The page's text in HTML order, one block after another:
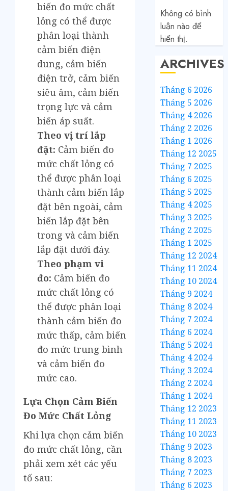
biến đo mức chất
lỏng có thể được
phân loại thành
cảm biến điện
dung, cảm biến
điện trở, cảm biến
siêu âm, cảm biến
trọng lực và cảm
biến áp suất.
Theo vị trí lắp
đặt: Cảm biến đo
mức chất lỏng có
thể được phân loại
thành cảm biến lắp
đặt bên ngoài, cảm
biến lắp đặt bên
trong và cảm biến
lắp đặt dưới đáy.
Theo phạm vi
đo: Cảm biến đo
mức chất lỏng có
thể được phân loại
thành cảm biến đo
mức thấp, cảm biến
đo mức trung bình
và cảm biến đo
mức cao.
Lựa Chọn Cảm Biến
Đo Mức Chất Lỏng
Khi lựa chọn cảm biến
đo mức chất lỏng, cần
phải xem xét các yếu
tố sau:
Không có bình
luận nào để
hiển thị.
ARCHIVES
Tháng 6 2026
Tháng 5 2026
Tháng 4 2026
Tháng 2 2026
Tháng 1 2026
Tháng 12 2025
Tháng 7 2025
Tháng 6 2025
Tháng 5 2025
Tháng 4 2025
Tháng 3 2025
Tháng 2 2025
Tháng 1 2025
Tháng 12 2024
Tháng 11 2024
Tháng 10 2024
Tháng 9 2024
Tháng 8 2024
Tháng 7 2024
Tháng 6 2024
Tháng 5 2024
Tháng 4 2024
Tháng 3 2024
Tháng 2 2024
Tháng 1 2024
Tháng 12 2023
Tháng 11 2023
Tháng 10 2023
Tháng 9 2023
Tháng 8 2023
Tháng 7 2023
Tháng 6 2023